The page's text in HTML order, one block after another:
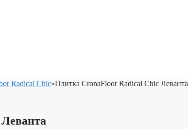
Radical Chiс»Плитка CronaFloor Radical Chiс Леванта